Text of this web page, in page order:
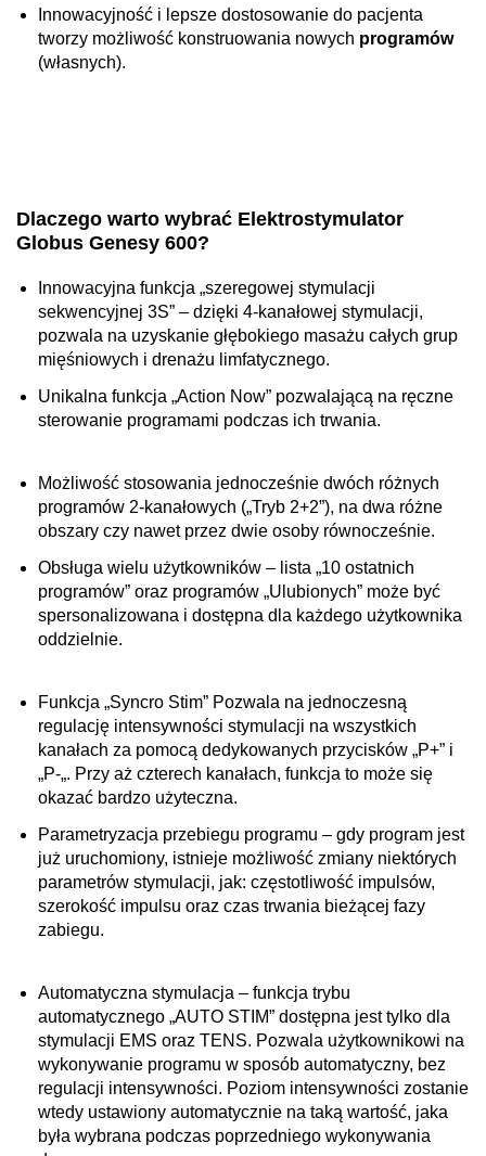
Innowacyjność i lepsze dostosowanie do pacjenta
tworzy możliwość konstruowania nowych programów
(własnych).
Dlaczego warto wybrać Elektrostymulator
Globus Genesy 600?
Innowacyjna funkcja „szeregowej stymulacji
sekwencyjnej 3S” – dzięki 4-kanałowej stymulacji,
pozwala na uzyskanie głębokiego masażu całych grup
mięśniowych i drenażu limfatycznego.
Unikalna funkcja „Action Now” pozwalającą na ręczne
sterowanie programami podczas ich trwania.
Możliwość stosowania jednocześnie dwóch różnych
programów 2-kanałowych („Tryb 2+2”), na dwa różne
obszary czy nawet przez dwie osoby równocześnie.
Obsługa wielu użytkowników – lista „10 ostatnich
programów” oraz programów „Ulubionych” może być
spersonalizowana i dostępna dla każdego użytkownika
oddzielnie.
Funkcja „Syncro Stim” Pozwala na jednoczesną
regulację intensywności stymulacji na wszystkich
kanałach za pomocą dedykowanych przycisków „P+” i
„P-„. Przy aż czterech kanałach, funkcja to może się
okazać bardzo użyteczna.
Parametryzacja przebiegu programu – gdy program jest
już uruchomiony, istnieje możliwość zmiany niektórych
parametrów stymulacji, jak: częstotliwość impulsów,
szerokość impulsu oraz czas trwania bieżącej fazy
zabiegu.
Automatyczna stymulacja – funkcja trybu
automatycznego „AUTO STIM” dostępna jest tylko dla
stymulacji EMS oraz TENS. Pozwala użytkownikowi na
wykonywanie programu w sposób automatyczny, bez
regulacji intensywności. Poziom intensywności zostanie
wtedy ustawiony automatycznie na taką wartość, jaka
była wybrana podczas poprzedniego wykonywania